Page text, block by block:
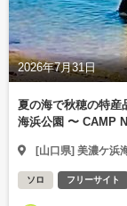
2026年7月31日
夏の海で秋穂の特
海浜公園 〜 CAMP
[山口県] 美濃ケ浜
ソロ フリーサイト